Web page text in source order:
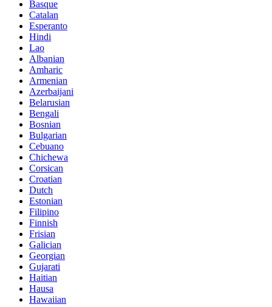
Basque
Catalan
Esperanto
Hindi
Lao
Albanian
Amharic
Armenian
Azerbaijani
Belarusian
Bengali
Bosnian
Bulgarian
Cebuano
Chichewa
Corsican
Croatian
Dutch
Estonian
Filipino
Finnish
Frisian
Galician
Georgian
Gujarati
Haitian
Hausa
Hawaiian